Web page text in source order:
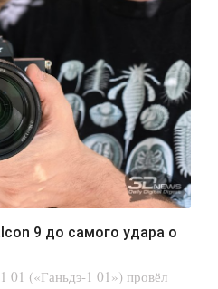
01 («Ганьдэ-1 01») провёл